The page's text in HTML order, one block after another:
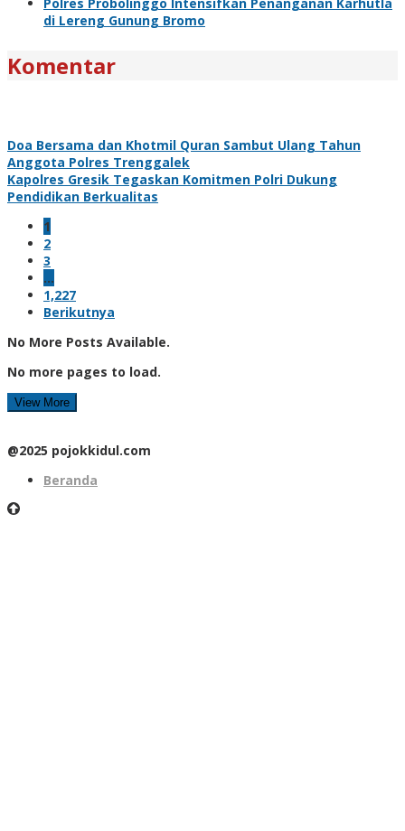
di Lereng Gunung Bromo
Komentar
Doa Bersama dan Khotmil Quran Sambut Ulang Tahun
Anggota Polres Trenggalek
Kapolres Gresik Tegaskan Komitmen Polri Dukung
Pendidikan Berkualitas
1
2
3
…
1,227
Berikutnya
No More Posts Available.
No more pages to load.
View More
@2025 pojokkidul.com
Beranda